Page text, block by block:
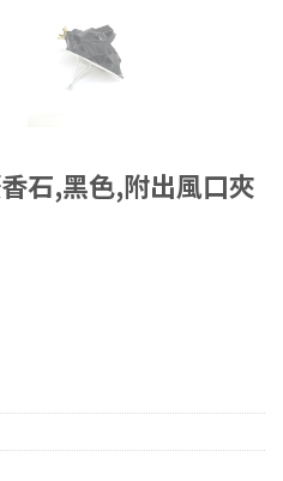
石,黑色,附出風口夾